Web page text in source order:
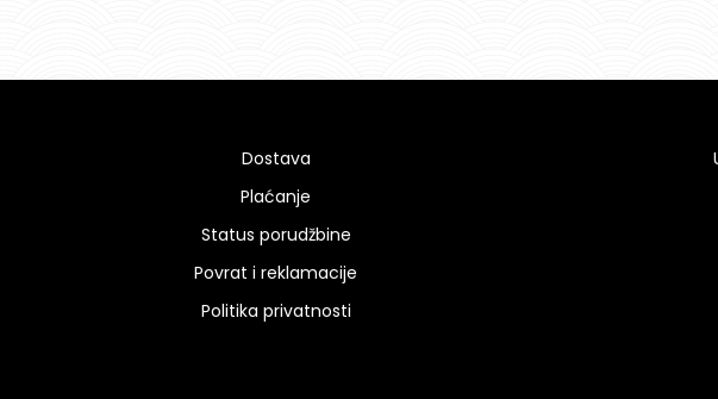
Dostava
Plaćanje
Status porudžbine
Povrat i reklamacije
Politika privatnosti